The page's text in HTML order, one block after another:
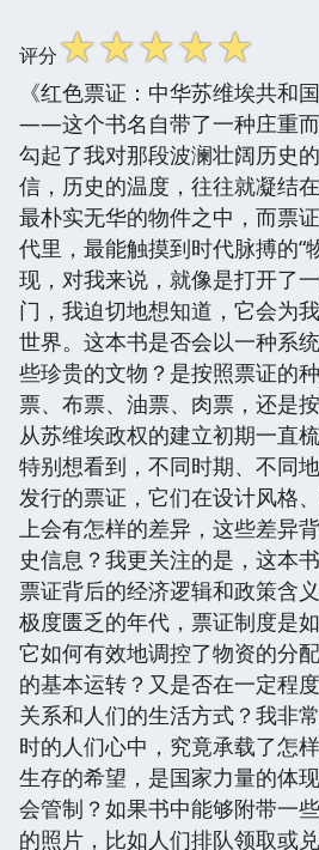
评分☆☆☆☆☆
《红色票证：中华苏维埃共和
——这个书名自带了一种庄重
勾起了我对那段波澜壮阔历史
信，历史的温度，往往就凝结
最朴实无华的物件之中，而票
代里，最能触摸到时代脉搏的“
现，对我来说，就像是打开了
门，我迫切地想知道，它会为
世界。这本书是否会以一种系
些珍贵的文物？是按照票证的
票、布票、油票、肉票，还是
从苏维埃政权的建立初期一直
特别想看到，不同时期、不同
发行的票证，它们在设计风格
上会有怎样的差异，这些差异
史信息？我更关注的是，这本
票证背后的经济逻辑和政策含
极度匮乏的年代，票证制度是
它如何有效地调控了物资的分
的基本运转？又是否在一定程
关系和人们的生活方式？我非
时的人们心中，究竟承载了怎
生存的希望，是国家力量的体
会管制？如果书中能够附带一
的照片，比如人们排队领取或